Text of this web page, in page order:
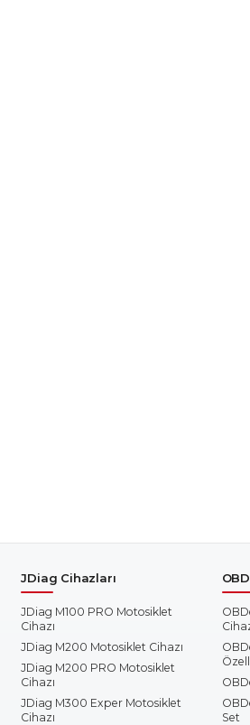
JDiag Cihazları
JDiag M100 PRO Motosiklet
Cihazı
JDiag M200 Motosiklet Cihazı
JDiag M200 PRO Motosiklet
Cihazı
JDiag M300 Exper Motosiklet
Cihazı
Set